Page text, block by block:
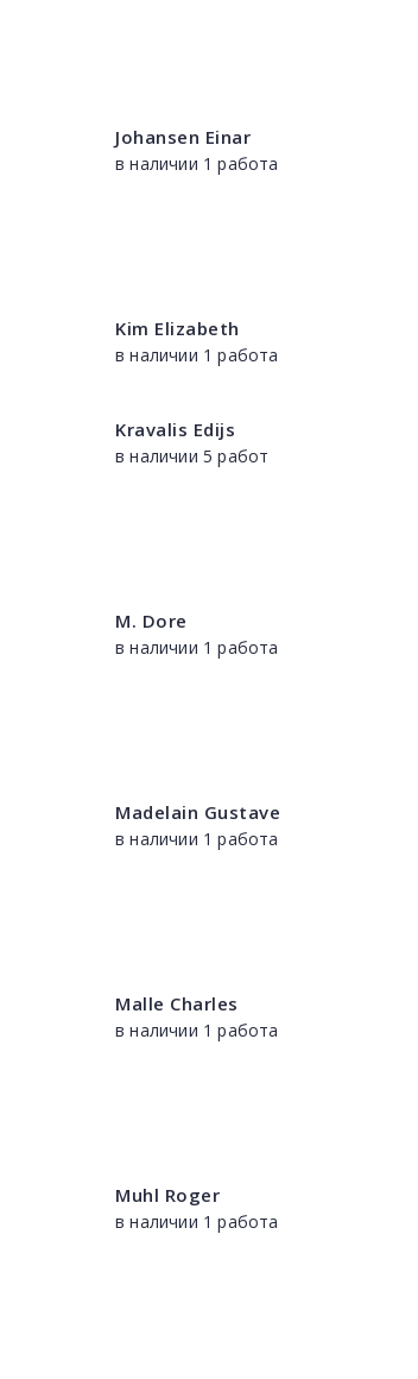
Johansen Einar
в наличии 1 работа
Kim Elizabeth
в наличии 1 работа
Kravalis Edijs
в наличии 5 работ
M. Dore
в наличии 1 работа
Madelain Gustave
в наличии 1 работа
Malle Charles
в наличии 1 работа
Muhl Roger
в наличии 1 работа